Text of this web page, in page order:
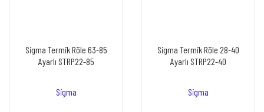
Sigma Termik Röle 63-85
Ayarlı STRP22-85
Sigma
Sigma Termik Röle 28-40
Ayarlı STRP22-40
Sigma